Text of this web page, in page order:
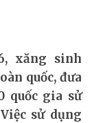
xăng sinh
quốc, đưa
quốc gia sử
sử dụng